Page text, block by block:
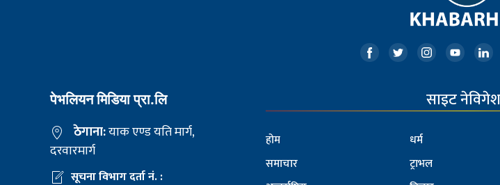
पेभलियन मिडिया प्रा.लि
ठेगाना:याक एण्ड यति मार्ग,
दरवारमार्ग
सूचना विभाग दर्ता नं. :
साइट
होम
समाचार
धर्म
ट्राभल